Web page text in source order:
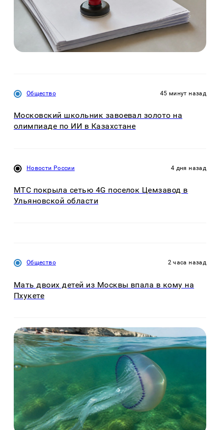
Общество 45 минут назад
Московский школьник завоевал золото на
олимпиаде по ИИ в Казахстане
Новости России 4 дня назад
МТС покрыла сетью 4G поселок Цемзавод в
Ульяновской области
Общество 2 часа назад
Мать двоих детей из Москвы впала в кому на
Пхукете